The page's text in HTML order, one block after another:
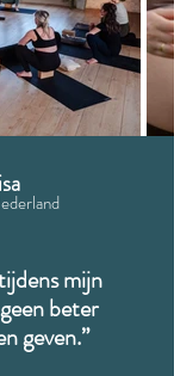
mijn
beter
geven.”